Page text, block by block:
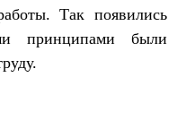
Так появились
принципами были